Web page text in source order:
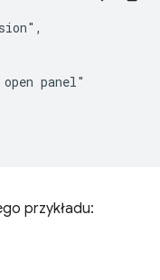
panel"
przykładu: